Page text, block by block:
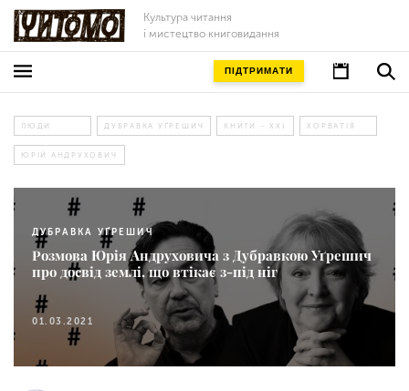
Культура читання
і мистецтво книговидання
ПІДТРИМАТИ
ЛЮДИ ДУБРАВКА УҐРЕШИЧ КНИГИ – ХХІ ХОРВАТІЯ
ЮРІЙ АНДРУХОВИЧ
ДУБРАВКА УҐРЕШИЧ
Розмова Юрія Андруховича з Дубравкою Уґрешич
про досвід землі, що втікає з-під ніг
01.03.2021